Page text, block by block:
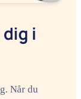
i
Når du